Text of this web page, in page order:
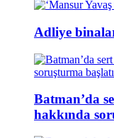
Adliye
Batman’da
hakkında